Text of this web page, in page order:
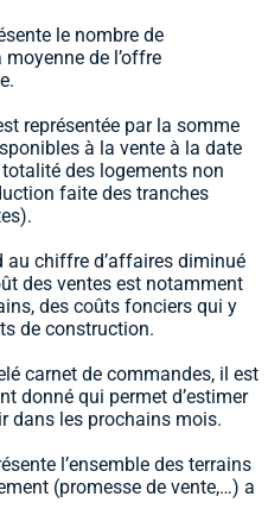
le nombre de
de l’offre
représentée par la somme
à la vente à la date
totalité des logements non
faite des tranches
au chiffre d’affaires diminué
des ventes est notamment
des coûts fonciers qui y
de construction.
carnet de commandes, il est
donné qui permet d’estimer
dans les prochains mois.
l’ensemble des terrains
(promesse de vente,…) a